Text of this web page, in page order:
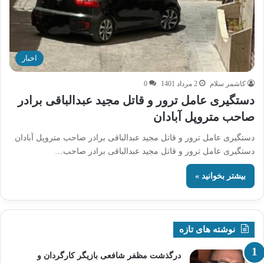
اخبار
کاشمر سلام 2 مرداد 1401 0
دستگیری عامل ترور و قاتل مجید عبدالباقی برادر
صاحب متروپل آبادان
دستگیری عامل ترور و قاتل مجید عبدالباقی برادر صاحب متروپل آبادان
دستگیری عامل ترور و قاتل مجید عبدالباقی برادر صاحب…
بیشتر بخوانید »
نوشته های تازه
درگذشت مظفر شافعی بازیگر کارگردان و